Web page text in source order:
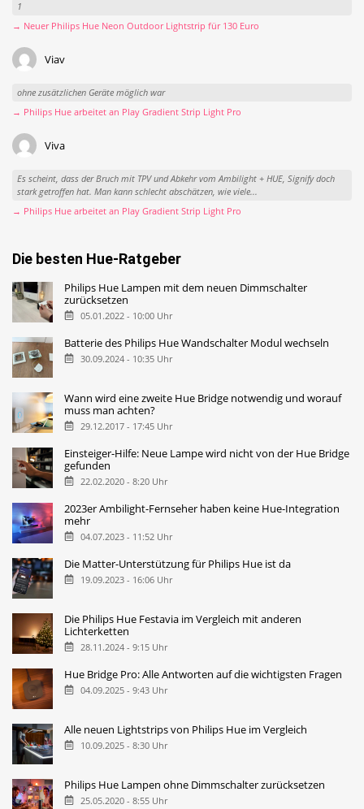
1
→ Neuer Philips Hue Neon Outdoor Lightstrip für 130 Euro
Viav
ohne zusätzlichen Geräte möglich war
→ Philips Hue arbeitet an Play Gradient Strip Light Pro
Viva
Es scheint, dass der Bruch mit TPV und Abkehr vom Ambilight + HUE, Signify doch
stark getroffen hat. Man kann schlecht abschätzen, wie viele...
→ Philips Hue arbeitet an Play Gradient Strip Light Pro
Die besten Hue-Ratgeber
Philips Hue Lampen mit dem neuen Dimmschalter
zurücksetzen
05.01.2022 - 10:00 Uhr
Batterie des Philips Hue Wandschalter Modul wechseln
30.09.2024 - 10:35 Uhr
Wann wird eine zweite Hue Bridge notwendig und worauf
muss man achten?
29.12.2017 - 17:45 Uhr
Einsteiger-Hilfe: Neue Lampe wird nicht von der Hue Bridge
gefunden
22.02.2020 - 8:20 Uhr
2023er Ambilight-Fernseher haben keine Hue-Integration
mehr
04.07.2023 - 11:52 Uhr
Die Matter-Unterstützung für Philips Hue ist da
19.09.2023 - 16:06 Uhr
Die Philips Hue Festavia im Vergleich mit anderen
Lichterketten
28.11.2024 - 9:15 Uhr
Hue Bridge Pro: Alle Antworten auf die wichtigsten Fragen
04.09.2025 - 9:43 Uhr
Alle neuen Lightstrips von Philips Hue im Vergleich
10.09.2025 - 8:30 Uhr
Philips Hue Lampen ohne Dimmschalter zurücksetzen
25.05.2020 - 8:55 Uhr